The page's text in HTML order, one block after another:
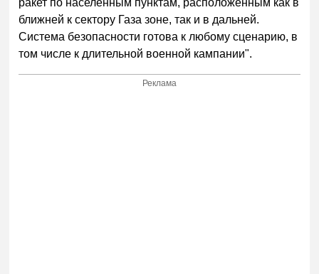
ракет по населенным пунктам, расположенным как в
ближней к сектору Газа зоне, так и в дальней.
Система безопасности готова к любому сценарию, в
том числе к длительной военной кампании".
Реклама